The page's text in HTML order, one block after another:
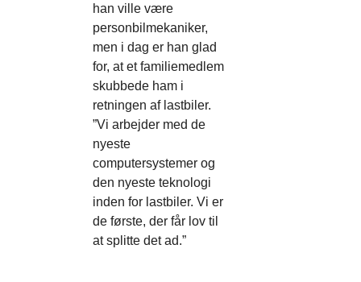
han ville være
personbilmekaniker,
men i dag er han glad
for, at et familiemedlem
skubbede ham i
retningen af lastbiler.
”Vi arbejder med de
nyeste
computersystemer og
den nyeste teknologi
inden for lastbiler. Vi er
de første, der får lov til
at splitte det ad.”